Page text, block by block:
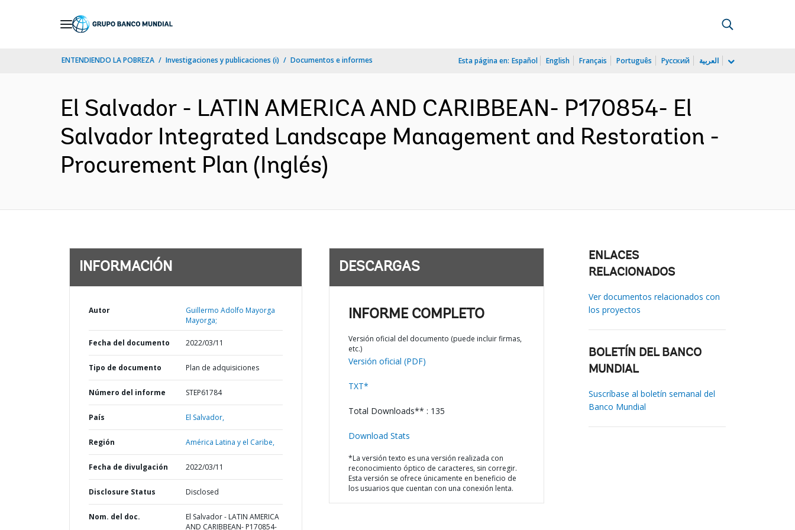
ENTENDIENDO LA POBREZA Investigaciones y publicaciones (i) Documentos e informes Esta página en: Español English Français Português Русский العربية
El Salvador - LATIN AMERICA AND CARIBBEAN- P170854- El
Salvador Integrated Landscape Management and Restoration -
Procurement Plan (Inglés)
INFORMACIÓN
Autor
Guillermo Adolfo Mayorga
Mayorga;
Fecha del documento 2022/03/11
Tipo de documento Plan de adquisiciones
Número del informe STEP61784
País El Salvador,
Región América Latina y el Caribe,
Fecha de divulgación 2022/03/11
Disclosure Status Disclosed
Nom. del doc.
El Salvador - LATIN AMERICA
AND CARIBBEAN- P170854-
DESCARGAS
INFORME COMPLETO
Versión oficial del documento (puede incluir firmas,
etc.)
Versión oficial (PDF)
TXT*
Total Downloads** : 135
Download Stats
*La versión texto es una versión realizada con
reconocimiento óptico de caracteres, sin corregir.
Esta versión se ofrece únicamente en beneficio de
los usuarios que cuentan con una conexión lenta.
ENLACES
RELACIONADOS
Ver documentos relacionados con
los proyectos
BOLETÍN DEL BANCO
MUNDIAL
Suscríbase al boletín semanal del
Banco Mundial